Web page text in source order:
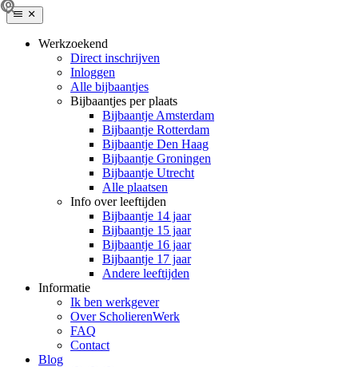
Werkzoekend
Direct inschrijven
Inloggen
Alle bijbaantjes
Bijbaantjes per plaats
Bijbaantje Amsterdam
Bijbaantje Rotterdam
Bijbaantje Den Haag
Bijbaantje Groningen
Bijbaantje Utrecht
Alle plaatsen
Info over leeftijden
Bijbaantje 14 jaar
Bijbaantje 15 jaar
Bijbaantje 16 jaar
Bijbaantje 17 jaar
Andere leeftijden
Informatie
Ik ben werkgever
Over ScholierenWerk
FAQ
Contact
Blog